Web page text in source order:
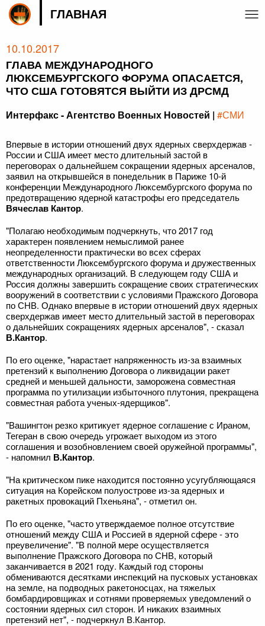
ГЛАВНАЯ
10.10.2017
ГЛАВА МЕЖДУНАРОДНОГО
ЛЮКСЕМБУРГСКОГО ФОРУМА ОПАСАЕТСЯ,
ЧТО США ГОТОВЯТСЯ ВЫЙТИ ИЗ ДРСМД
Интерфакс - Агентство Военных Новостей | #СМИ
Впервые в истории отношений двух ядерных сверхдержав -
России и США имеет место длительный застой в
переговорах о дальнейшем сокращении ядерных арсеналов,
заявил на открывшейся в понедельник в Париже 10-й
конференции Международного Люксембургского форума по
предотвращению ядерной катастрофы его председатель
Вячеслав Кантор.
"Полагаю необходимым подчеркнуть, что 2017 год
характерен появлением немыслимой ранее
неопределенности практически во всех сферах
ответственности Люксембургского форума и дружественных
международных организаций. В следующем году США и
Россия должны завершить сокращение своих стратегических
вооружений в соответствии с условиями Пражского Договора
по СНВ. Однако впервые в истории отношений двух ядерных
сверхдержав имеет место длительный застой в переговорах
о дальнейших сокращениях ядерных арсеналов", - сказал
В.Кантор.
По его оценке, "нарастает напряженность из-за взаимных
претензий к выполнению Договора о ликвидации ракет
средней и меньшей дальности, заморожена совместная
программа по утилизации избыточного плутония, прекращена
совместная работа ученых-ядерщиков".
"Вашингтон резко критикует ядерное соглашение с Ираном,
Тегеран в свою очередь угрожает выходом из этого
соглашения и возобновлением своей оружейной программы",
- напомнил В.Кантор.
"На критическом пике находится постоянно усугубляющаяся
ситуация на Корейском полуострове из-за ядерных и
ракетных провокаций Пхеньяна", - отметил он.
По его оценке, "часто утверждаемое полное отсутствие
отношений между США и Россией в ядерной сфере - это
преувеличение". "В полной мере осуществляется
выполнение Пражского Договора по СНВ, который
заканчивается в 2021 году. Каждый год стороны
обмениваются десятками инспекций на пусковых установках
на земле, на подводных ракетоносцах, на тяжелых
бомбардировщиках и сотнями проверяемых уведомлений о
состоянии ядерных сил сторон. И никаких взаимных
претензий нет", - подчеркнул В.Кантор.